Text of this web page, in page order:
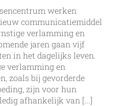
werken
communicatiemiddel
verlamming en
jaren gaan vijf
in het dagelijks leven.
verlamming en
zoals bij gevorderde
zijn voor hun
afhankelijk van [...]